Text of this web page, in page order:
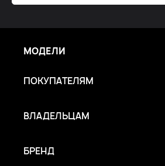
МОДЕЛИ
ПОКУПАТЕЛЯМ
ВЛАДЕЛЬЦАМ
БРЕНД